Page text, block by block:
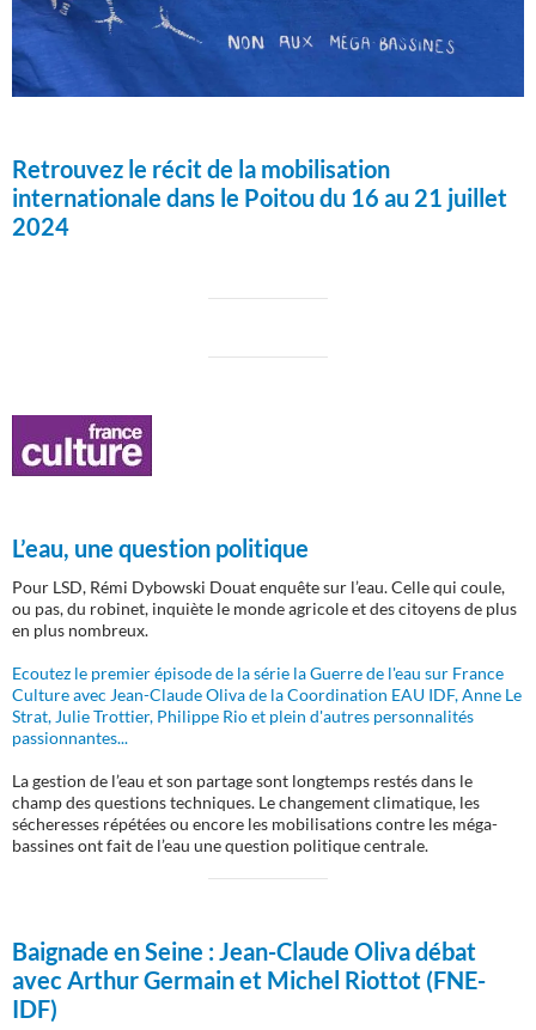
Retrouvez le récit de la mobilisation
internationale dans le Poitou du 16 au 21 juillet
2024
L’eau, une question politique
Pour LSD, Rémi Dybowski Douat enquête sur l’eau. Celle qui coule,
ou pas, du robinet, inquiète le monde agricole et des citoyens de plus
en plus nombreux.
Ecoutez le premier épisode de la série la Guerre de l'eau sur France
Culture avec Jean-Claude Oliva de la Coordination EAU IDF, Anne Le
Strat, Julie Trottier, Philippe Rio et plein d'autres personnalités
passionnantes...
La gestion de l’eau et son partage sont longtemps restés dans le
champ des questions techniques. Le changement climatique, les
sécheresses répétées ou encore les mobilisations contre les méga-
bassines ont fait de l’eau une question politique centrale.
Baignade en Seine :Jean-Claude Oliva débat
avec Arthur Germain et Michel Riottot (FNE-
IDF)